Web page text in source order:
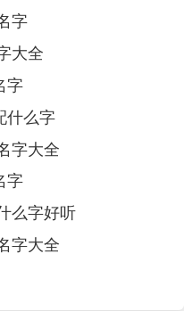
字
大全
字
什么字
字大全
字
么字好听
字大全